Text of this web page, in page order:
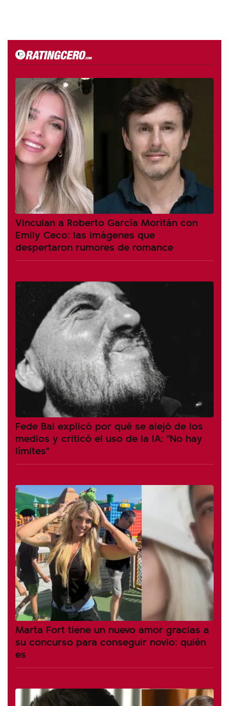
Vinculan a Roberto García Moritán con
Emily Ceco: las imágenes que
despertaron rumores de romance
Fede Bal explicó por qué se alejó de los
medios y criticó el uso de la IA: "No hay
límites"
Marta Fort tiene un nuevo amor gracias a
su concurso para conseguir novio: quién
es